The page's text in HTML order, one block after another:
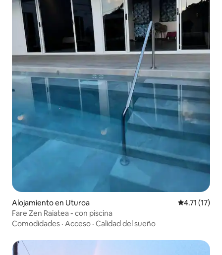
Alojamiento en Uturoa Calificación
4.71 (17)
Fare Zen Raiatea - con piscina
Comodidades · Acceso · Calidad del sueño